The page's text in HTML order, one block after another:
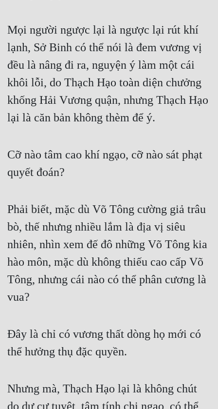
Mọi người ngược lại là ngược lại rút khí
lạnh, Sở Binh có thể nói là đem vương vị
đều là nâng đi ra, nguyện ý làm một cái
khôi lỗi, do Thạch Hạo toàn diện chưởng
khống Hải Vương quận, nhưng Thạch Hạo
lại là căn bản không thèm để ý.
Cỡ nào tâm cao khí ngạo, cỡ nào sát phạt
quyết đoán?
Phải biết, mặc dù Võ Tông cường giả trâu
bò, thế nhưng nhiều lắm là địa vị siêu
nhiên, nhìn xem đế đô những Võ Tông kia
hào môn, mặc dù không thiếu cao cấp Võ
Tông, nhưng cái nào có thể phân cương là
vua?
Đây là chỉ có vương thất dòng họ mới có
thể hưởng thụ đặc quyền.
Nhưng mà, Thạch Hạo lại là không chút
do dự cự tuyệt, tâm tính chi ngạo, có thể